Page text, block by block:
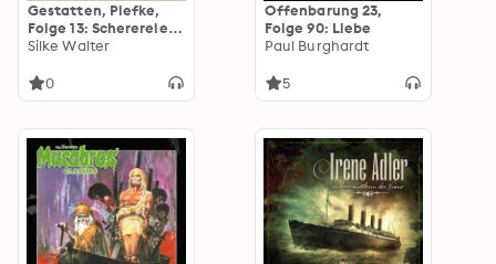
Gestatten, Piefke,
Folge 13: Scherereien
im Scheunenviertel
Silke Walter
0
Offenbarung 23,
Folge 90: Liebe
Paul Burghardt
5